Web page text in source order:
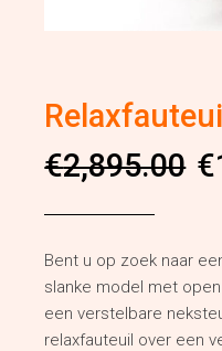
€2,895.00
prijs
was:
€2,895.00.
€
Huidige
prijs
is:
€1,495.00.
Bent u op zoek naar
slanke model met
een verstelbare
relaxfauteuil over een